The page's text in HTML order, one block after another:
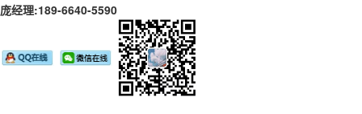
庞经理:189-6640-5590